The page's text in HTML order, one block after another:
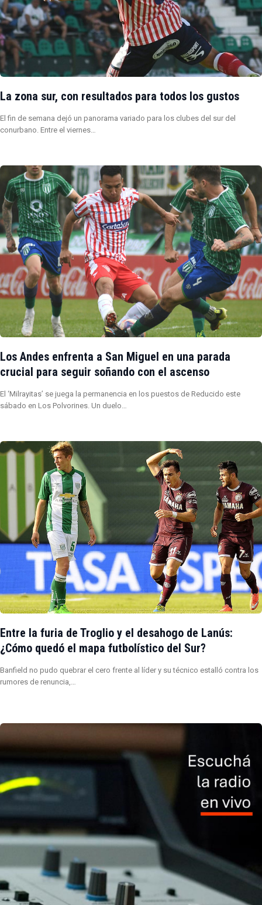
La zona sur, con resultados para todos los gustos
El fin de semana dejó un panorama variado para los clubes del sur del
conurbano. Entre el viernes…
Los Andes enfrenta a San Miguel en una parada
crucial para seguir soñando con el ascenso
El ‘Milrayitas’ se juega la permanencia en los puestos de Reducido este
sábado en Los Polvorines. Un duelo…
Entre la furia de Troglio y el desahogo de Lanús:
¿Cómo quedó el mapa futbolístico del Sur?
Banfield no pudo quebrar el cero frente al líder y su técnico estalló contra los
rumores de renuncia,…